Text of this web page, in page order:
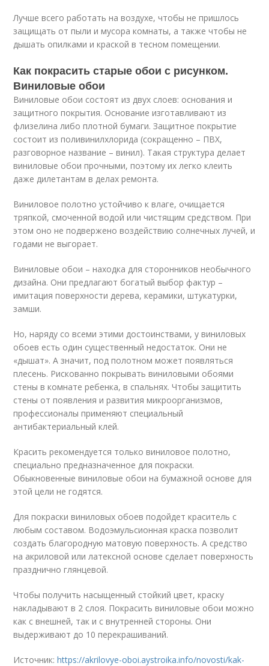
Лучше всего работать на воздухе, чтобы не пришлось
защищать от пыли и мусора комнаты, а также чтобы не
дышать опилками и краской в тесном помещении.
Как покрасить старые обои с рисунком.
Виниловые обои
Виниловые обои состоят из двух слоев: основания и
защитного покрытия. Основание изготавливают из
флизелина либо плотной бумаги. Защитное покрытие
состоит из поливинилхлорида (сокращенно – ПВХ,
разговорное название – винил). Такая структура делает
виниловые обои прочными, поэтому их легко клеить
даже дилетантам в делах ремонта.
Виниловое полотно устойчиво к влаге, очищается
тряпкой, смоченной водой или чистящим средством. При
этом оно не подвержено воздействию солнечных лучей, и
годами не выгорает.
Виниловые обои – находка для сторонников необычного
дизайна. Они предлагают богатый выбор фактур –
имитация поверхности дерева, керамики, штукатурки,
замши.
Но, наряду со всеми этими достоинствами, у виниловых
обоев есть один существенный недостаток. Они не
«дышат». А значит, под полотном может появляться
плесень. Рискованно покрывать виниловыми обоями
стены в комнате ребенка, в спальнях. Чтобы защитить
стены от появления и развития микроорганизмов,
профессионалы применяют специальный
антибактериальный клей.
Красить рекомендуется только виниловое полотно,
специально предназначенное для покраски.
Обыкновенные виниловые обои на бумажной основе для
этой цели не годятся.
Для покраски виниловых обоев подойдет краситель с
любым составом. Водоэмульсионная краска позволит
создать благородную матовую поверхность. А средство
на акриловой или латексной основе сделает поверхность
празднично глянцевой.
Чтобы получить насыщенный стойкий цвет, краску
накладывают в 2 слоя. Покрасить виниловые обои можно
как с внешней, так и с внутренней стороны. Они
выдерживают до 10 перекрашиваний.
Источник:https://akrilovye-oboi.aystroika.info/novosti/kak-